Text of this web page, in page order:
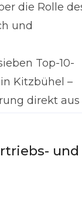
die Rolle
und
Top-10-
Kitzbühel –
direkt aus
und